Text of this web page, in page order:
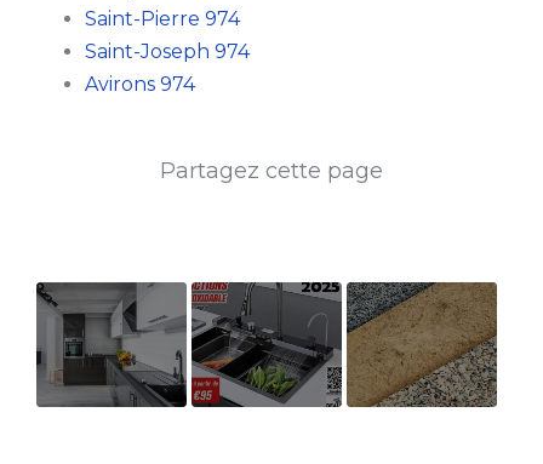
Saint-Pierre 974
Saint-Joseph 974
Avirons 974